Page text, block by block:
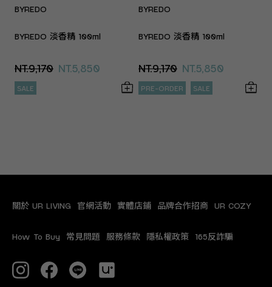
BYREDO
BYREDO 淡香精 100ml
NT.9,170 NT.5,850
SALE
BYREDO
BYREDO 淡香精 100ml
NT.9,170 NT.5,850
PRE-ORDER SALE
關於 UR LIVING 官網活動 實體店鋪 品牌合作招商 UR COZY
How To Buy 常見問題 服務條款 隱私權政策 165反詐騙